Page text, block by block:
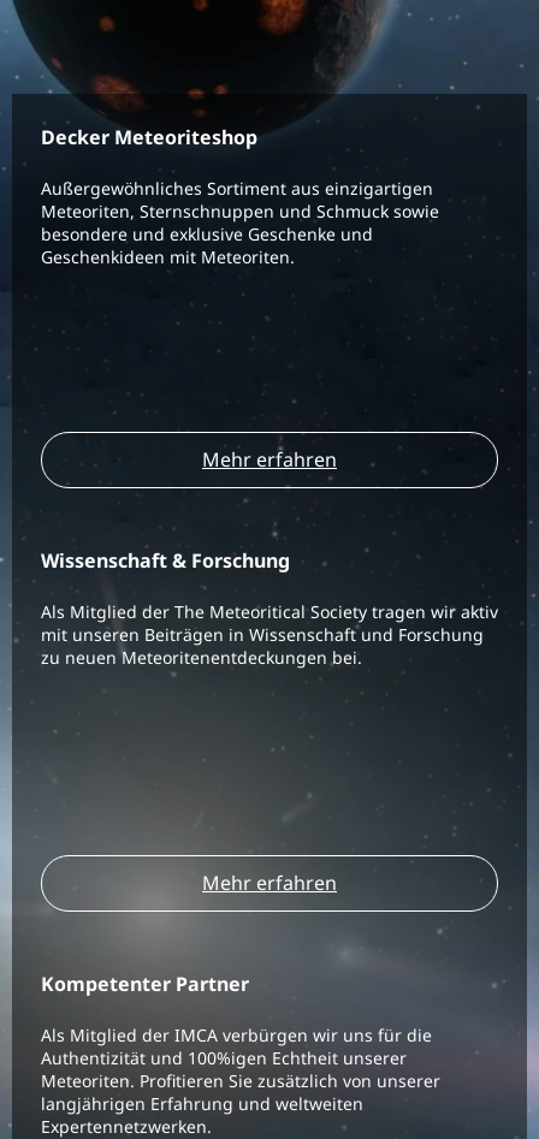
Decker Meteoriteshop
Außergewöhnliches Sortiment aus einzigartigen
Meteoriten, Sternschnuppen und Schmuck sowie
besondere und exklusive Geschenke und
Geschenkideen mit Meteoriten.
Mehr erfahren
Wissenschaft & Forschung
Als Mitglied der The Meteoritical Society tragen wir aktiv
mit unseren Beiträgen in Wissenschaft und Forschung
zu neuen Meteoritenentdeckungen bei.
Mehr erfahren
Kompetenter Partner
Als Mitglied der IMCA verbürgen wir uns für die
Authentizität und 100%igen Echtheit unserer
Meteoriten. Profitieren Sie zusätzlich von unserer
langjährigen Erfahrung und weltweiten
Expertennetzwerken.